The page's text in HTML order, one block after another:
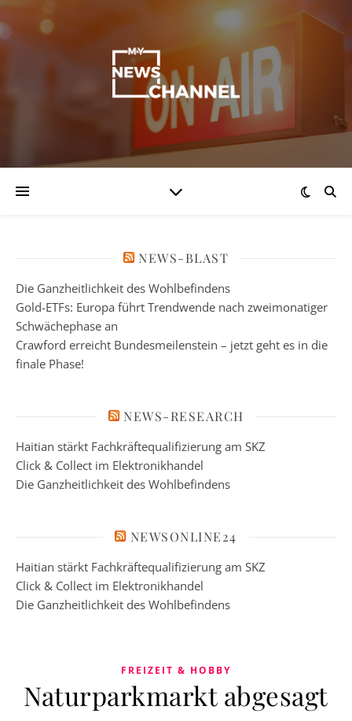
NEWS-BLAST
Die Ganzheitlichkeit des Wohlbefindens
Gold-ETFs: Europa führt Trendwende nach zweimonatiger
Schwächephase an
Crawford erreicht Bundesmeilenstein – jetzt geht es in die
finale Phase!
NEWS-RESEARCH
Haitian stärkt Fachkräftequalifizierung am SKZ
Click & Collect im Elektronikhandel
Die Ganzheitlichkeit des Wohlbefindens
NEWSONLINE24
Haitian stärkt Fachkräftequalifizierung am SKZ
Click & Collect im Elektronikhandel
Die Ganzheitlichkeit des Wohlbefindens
FREIZEIT & HOBBY
Naturparkmarkt abgesagt